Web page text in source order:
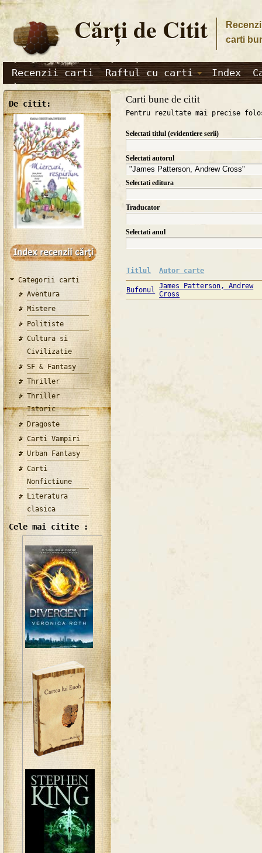
Cărţi de Citit
carti
Recenzii carti Raftul cu carti Index
De citit:
Categorii carti
Aventura
Mistere
Politiste
Cultura si
Civilizatie
SF & Fantasy
Thriller
Thriller
Istoric
Dragoste
Carti Vampiri
Urban Fantasy
Carti
Nonfictiune
Literatura
clasica
Cele mai citite :
Carti bune de citit
Pentru rezultate mai precise
Selectati titlul (evidentiere serii)
Selectati autorul
Selectati editura
Traducator
Selectati anul
Titlul Autor carte
Bufonul James Patterson, Andrew
Cross